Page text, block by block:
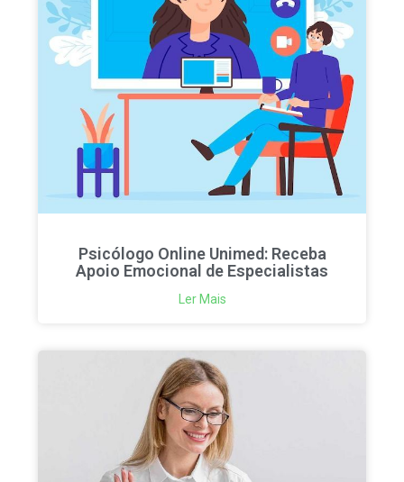
Psicólogo Online Unimed: Receba
Apoio Emocional de Especialistas
Ler Mais